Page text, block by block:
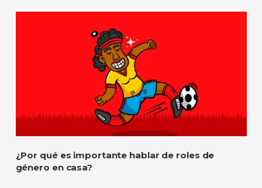
¿Por qué es importante hablar de roles de
género en casa?